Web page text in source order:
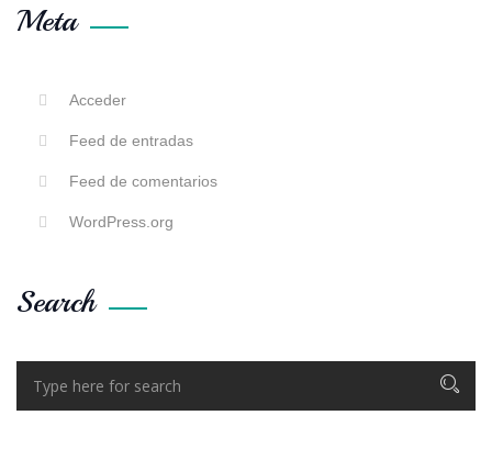
Meta
Acceder
Feed de entradas
Feed de comentarios
WordPress.org
Search